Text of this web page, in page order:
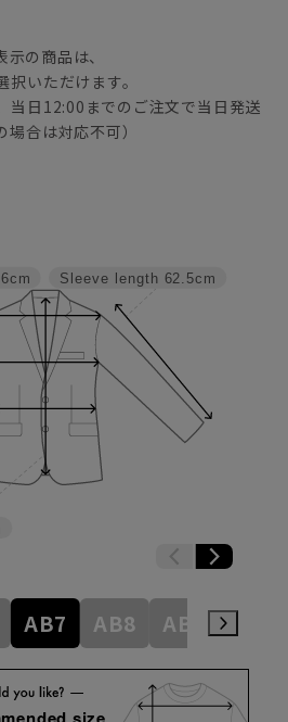
示の商品は、
いただけます。
当日12:00までのご注文で当日発送
合は対応不可）
Sleeve length 62.5cm
AB7 AB8 AB9